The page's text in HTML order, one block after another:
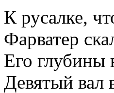
К русалке,
Фарватер
Его глубины
Девятый вал